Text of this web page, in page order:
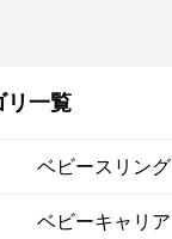
リ一覧
ベビースリング
ベビーキャリア